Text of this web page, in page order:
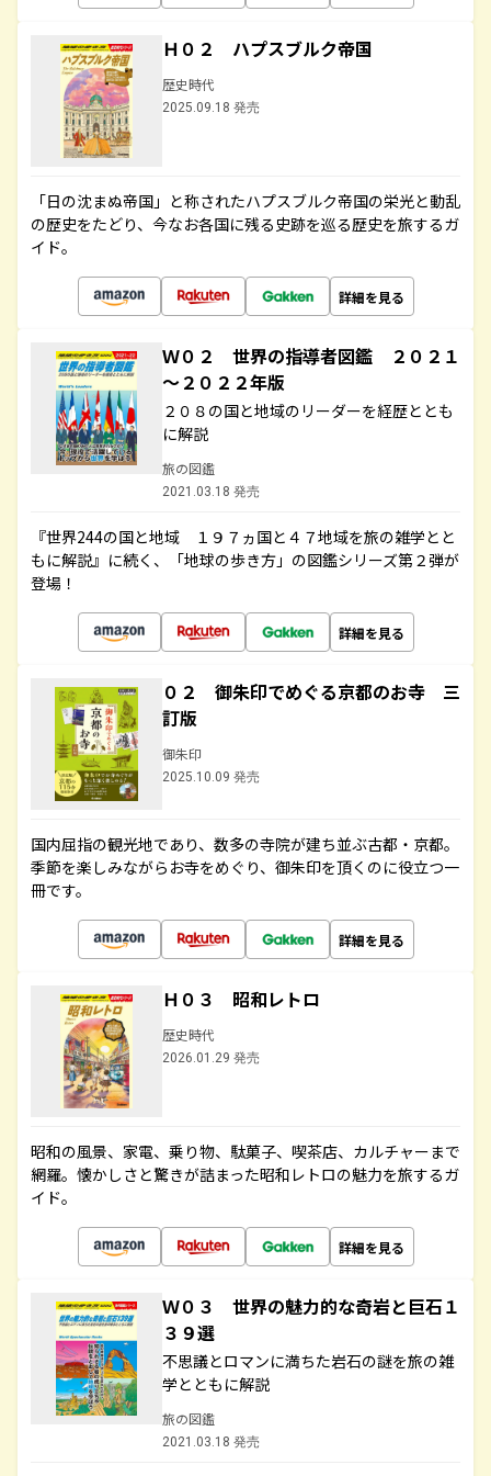
Ｈ０２ ハプスブルク帝国
歴史時代
2025.09.18 発売
「日の沈まぬ帝国」と称されたハプスブルク帝国の栄光と動乱
の歴史をたどり、今なお各国に残る史跡を巡る歴史を旅するガ
イド。
詳細を見る
Ｗ０２ 世界の指導者図鑑 ２０２１
～２０２２年版
２０８の国と地域のリーダーを経歴ととも
に解説
旅の図鑑
2021.03.18 発売
『世界244の国と地域 １９７ヵ国と４７地域を旅の雑学とと
もに解説』に続く、「地球の歩き方」の図鑑シリーズ第２弾が
登場！
詳細を見る
０２ 御朱印でめぐる京都のお寺 三
訂版
御朱印
2025.10.09 発売
国内屈指の観光地であり、数多の寺院が建ち並ぶ古都・京都。
季節を楽しみながらお寺をめぐり、御朱印を頂くのに役立つ一
冊です。
詳細を見る
Ｈ０３ 昭和レトロ
歴史時代
2026.01.29 発売
昭和の風景、家電、乗り物、駄菓子、喫茶店、カルチャーまで
網羅。懐かしさと驚きが詰まった昭和レトロの魅力を旅するガ
イド。
詳細を見る
Ｗ０３ 世界の魅力的な奇岩と巨石１
３９選
不思議とロマンに満ちた岩石の謎を旅の雑
学とともに解説
旅の図鑑
2021.03.18 発売